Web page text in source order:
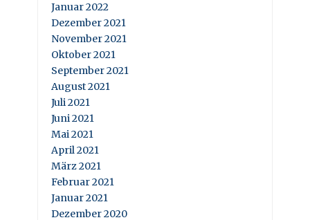
Januar 2022
Dezember 2021
November 2021
Oktober 2021
September 2021
August 2021
Juli 2021
Juni 2021
Mai 2021
April 2021
März 2021
Februar 2021
Januar 2021
Dezember 2020